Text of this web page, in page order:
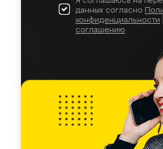
данных согласно
конфиденциальности
соглашению